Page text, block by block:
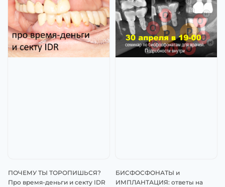
ПОЧЕМУ ТЫ ТОРОПИШЬСЯ?
Про время-деньги и секту IDR
БИСФОСФОНАТЫ и
ИМПЛАНТАЦИЯ: ответы на